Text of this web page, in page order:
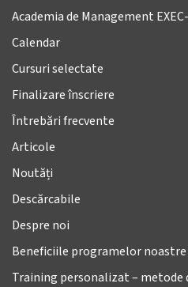
Academia de Management
Calendar
Cursuri selectate
Finalizare înscriere
Întrebări frecvente
Articole
Noutăți
Descărcabile
Despre noi
Beneficiile programelor noastre
Training personalizat – metode